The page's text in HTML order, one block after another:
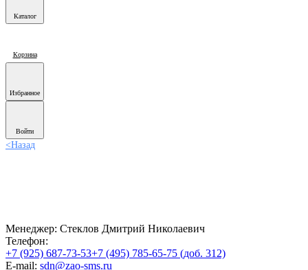
Каталог
Корзина
Избранное
Войти
<Назад
Менеджер: Стеклов Дмитрий Николаевич
Телефон:
+7 (925) 687-73-53+7 (495) 785-65-75 (доб. 312)
E-mail: sdn@zao-sms.ru